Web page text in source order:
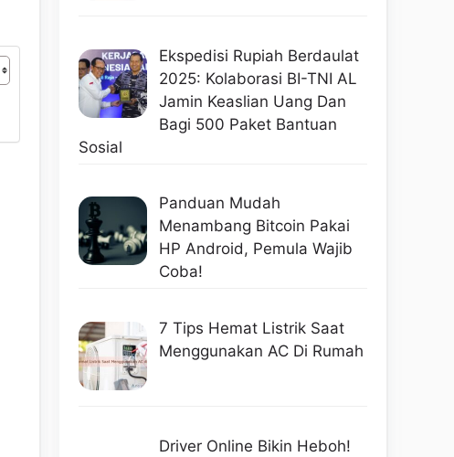
Ekspedisi Rupiah Berdaulat
2025: Kolaborasi BI-TNI AL
Jamin Keaslian Uang Dan
Bagi 500 Paket Bantuan
Sosial
Panduan Mudah
Menambang Bitcoin Pakai
HP Android, Pemula Wajib
Coba!
7 Tips Hemat Listrik Saat
Menggunakan AC Di Rumah
Driver Online Bikin Heboh!